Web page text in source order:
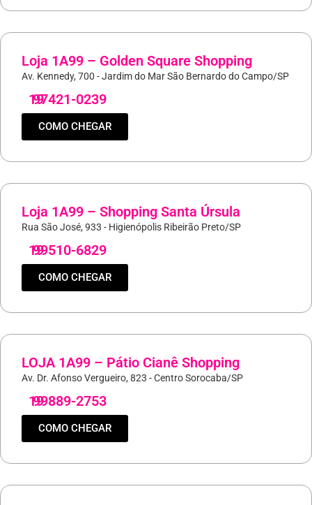
Loja 1A99 – Golden Square Shopping
Av. Kennedy, 700 - Jardim do Mar São Bernardo do Campo/SP
19
97421-0239
COMO CHEGAR
Loja 1A99 – Shopping Santa Úrsula
Rua São José, 933 - Higienópolis Ribeirão Preto/SP
19
99510-6829
COMO CHEGAR
LOJA 1A99 – Pátio Cianê Shopping
Av. Dr. Afonso Vergueiro, 823 - Centro Sorocaba/SP
19
99889-2753
COMO CHEGAR